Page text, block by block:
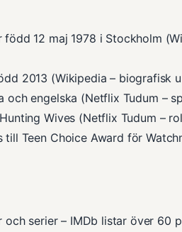
född 12 maj 1978 i Stockholm
2013 (Wikipedia – biografisk
och engelska (Netflix Tudum –
Wives (Netflix Tudum –
till Teen Choice Award för
och serier – IMDb listar över 60